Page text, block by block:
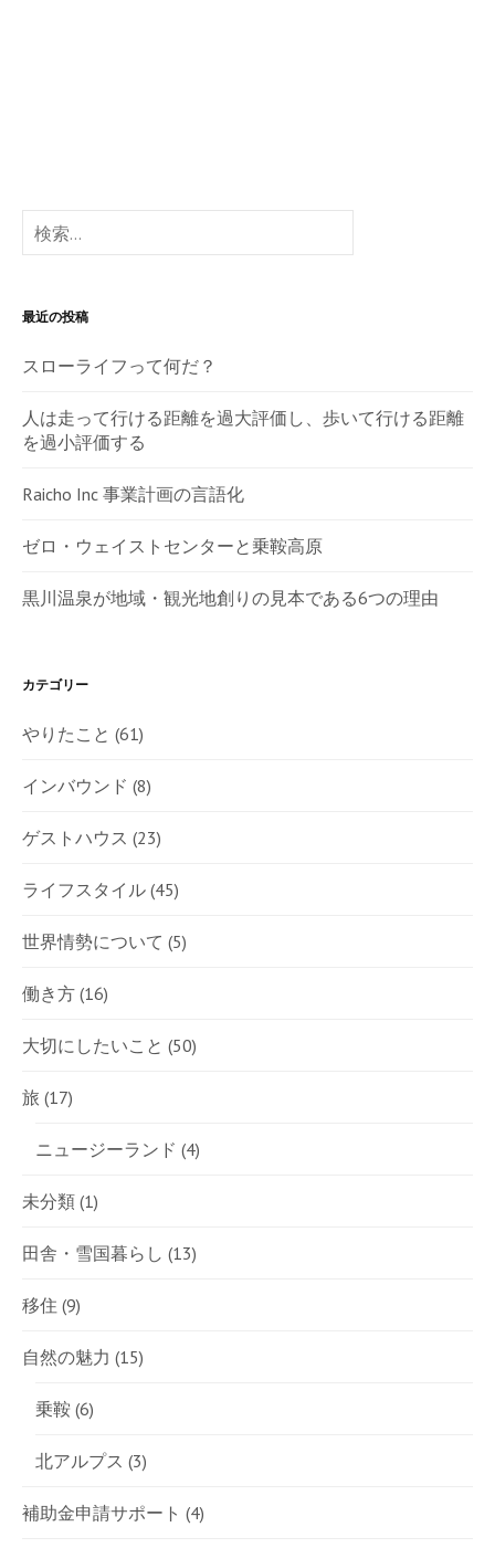
検
索:
最近の投稿
スローライフって何だ？
人は走って行ける距離を過大評価し、歩いて行ける距離
を過小評価する
Raicho Inc 事業計画の言語化
ゼロ・ウェイストセンターと乗鞍高原
黒川温泉が地域・観光地創りの見本である6つの理由
カテゴリー
やりたこと (61)
インバウンド (8)
ゲストハウス (23)
ライフスタイル (45)
世界情勢について (5)
働き方 (16)
大切にしたいこと (50)
旅 (17)
ニュージーランド (4)
未分類 (1)
田舎・雪国暮らし (13)
移住 (9)
自然の魅力 (15)
乗鞍 (6)
北アルプス (3)
補助金申請サポート (4)